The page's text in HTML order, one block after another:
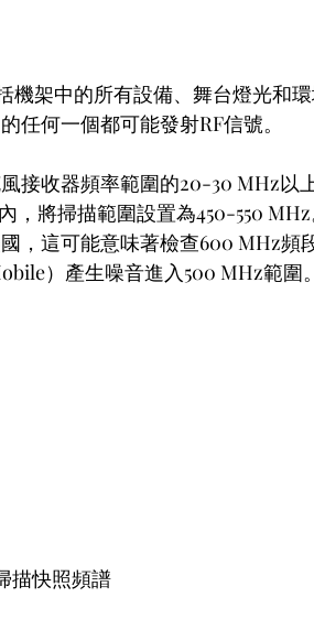
架中的所有設備、舞台燈光和
任何一個都可能發射RF信號。
接收器頻率範圍的20-30 MHz以
，將掃描範圍設置為450-550
，這可能意味著檢查600 MHz頻
）產生噪音進入500 MHz範圍。
描快照頻譜